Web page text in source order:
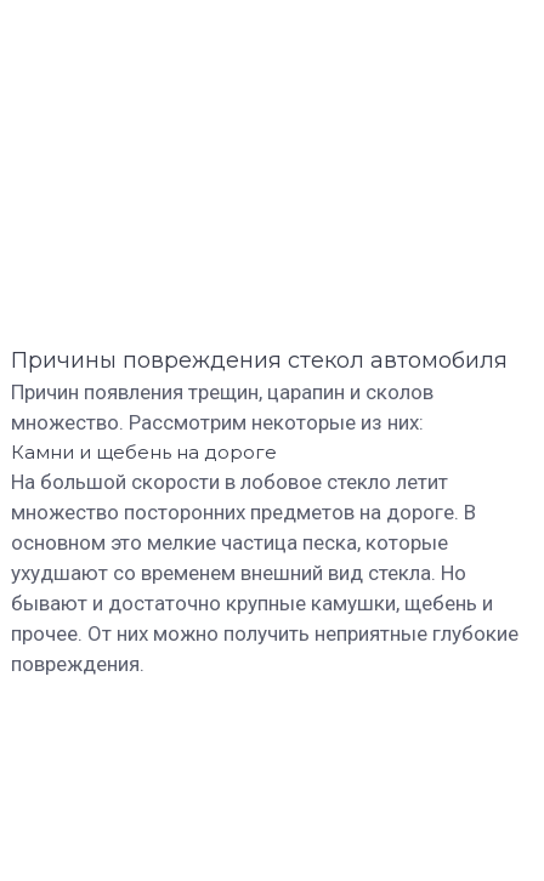
Причины повреждения стекол автомобиля
Причин появления трещин, царапин и сколов
множество. Рассмотрим некоторые из них:
Камни и щебень на дороге
На большой скорости в лобовое стекло летит
множество посторонних предметов на дороге. В
основном это мелкие частица песка, которые
ухудшают со временем внешний вид стекла. Но
бывают и достаточно крупные камушки, щебень и
прочее. От них можно получить неприятные глубокие
повреждения.